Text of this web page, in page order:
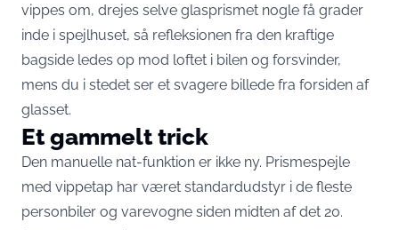
vippes om, drejes selve glasprismet nogle få grader
inde i spejlhuset, så refleksionen fra den kraftige
bagside ledes op mod loftet i bilen og forsvinder,
mens du i stedet ser et svagere billede fra forsiden af
glasset.
Et gammelt trick
Den manuelle nat-funktion er ikke ny. Prismespejle
med vippetap har været standardudstyr i de fleste
personbiler og varevogne siden midten af det 20.